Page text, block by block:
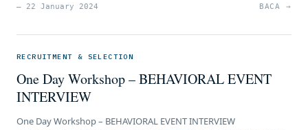
untuk meningkatkan kemampuan, pengetahuan, keterampilan,
Fokus utamanya adalah pada pengembangan potensi dan
kesejahteraan karyawan untuk mendukung tujuan dan
— 22 January 2024 BACA →
RECRUITMENT & SELECTION
One Day Workshop – BEHAVIORAL EVENT
INTERVIEW
One Day Workshop – BEHAVIORAL EVENT INTERVIEW